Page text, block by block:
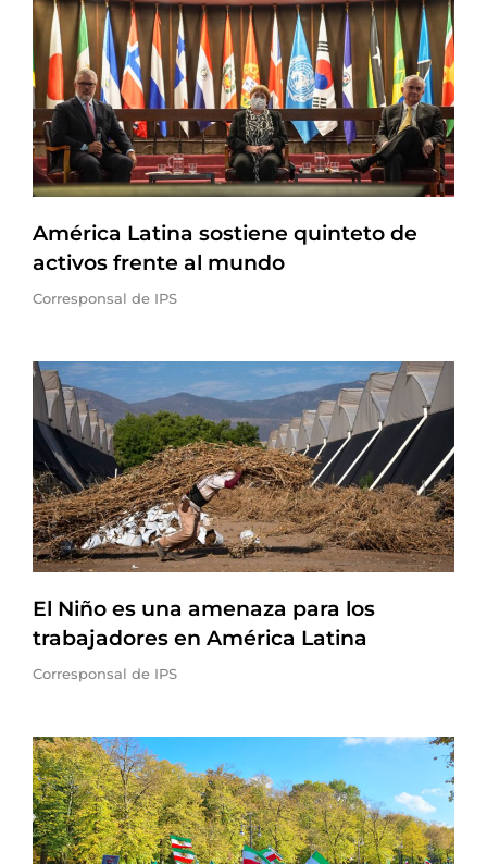
América Latina sostiene quinteto de
activos frente al mundo
Corresponsal de IPS
El Niño es una amenaza para los
trabajadores en América Latina
Corresponsal de IPS